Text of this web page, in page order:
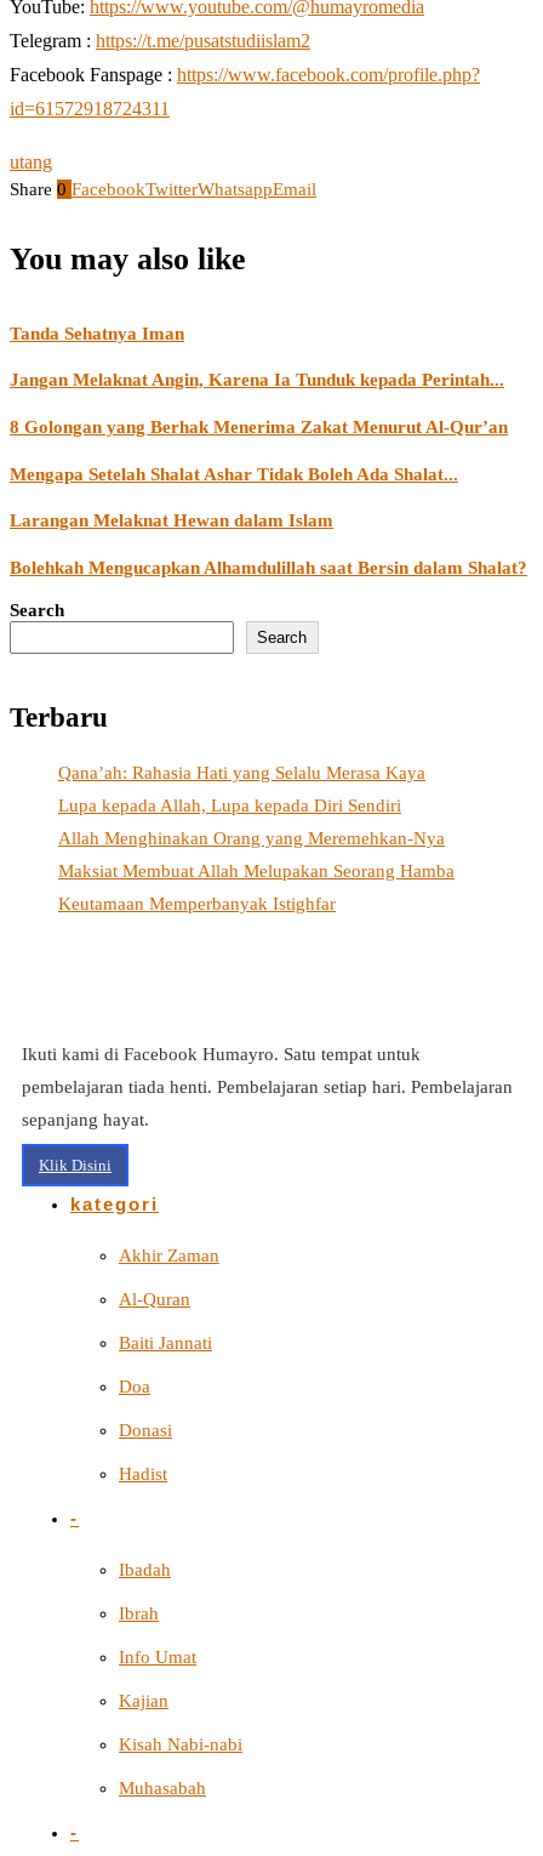
YouTube: https://www.youtube.com/@humayromedia
Telegram : https://t.me/pusatstudiislam2
Facebook Fanspage : https://www.facebook.com/profile.php?
id=61572918724311
utang
Share 0 FacebookTwitterWhatsappEmail
You may also like
Tanda Sehatnya Iman
Jangan Melaknat Angin, Karena Ia Tunduk kepada Perintah...
8 Golongan yang Berhak Menerima Zakat Menurut Al-Qur’an
Mengapa Setelah Shalat Ashar Tidak Boleh Ada Shalat...
Larangan Melaknat Hewan dalam Islam
Bolehkah Mengucapkan Alhamdulillah saat Bersin dalam Shalat?
Search
Search
Terbaru
Qana’ah: Rahasia Hati yang Selalu Merasa Kaya
Lupa kepada Allah, Lupa kepada Diri Sendiri
Allah Menghinakan Orang yang Meremehkan-Nya
Maksiat Membuat Allah Melupakan Seorang Hamba
Keutamaan Memperbanyak Istighfar
Ikuti kami di Facebook Humayro. Satu tempat untuk
pembelajaran tiada henti. Pembelajaran setiap hari. Pembelajaran
sepanjang hayat.
Klik Disini
kategori
Akhir Zaman
Al-Quran
Baiti Jannati
Doa
Donasi
Hadist
-
Ibadah
Ibrah
Info Umat
Kajian
Kisah Nabi-nabi
Muhasabah
-